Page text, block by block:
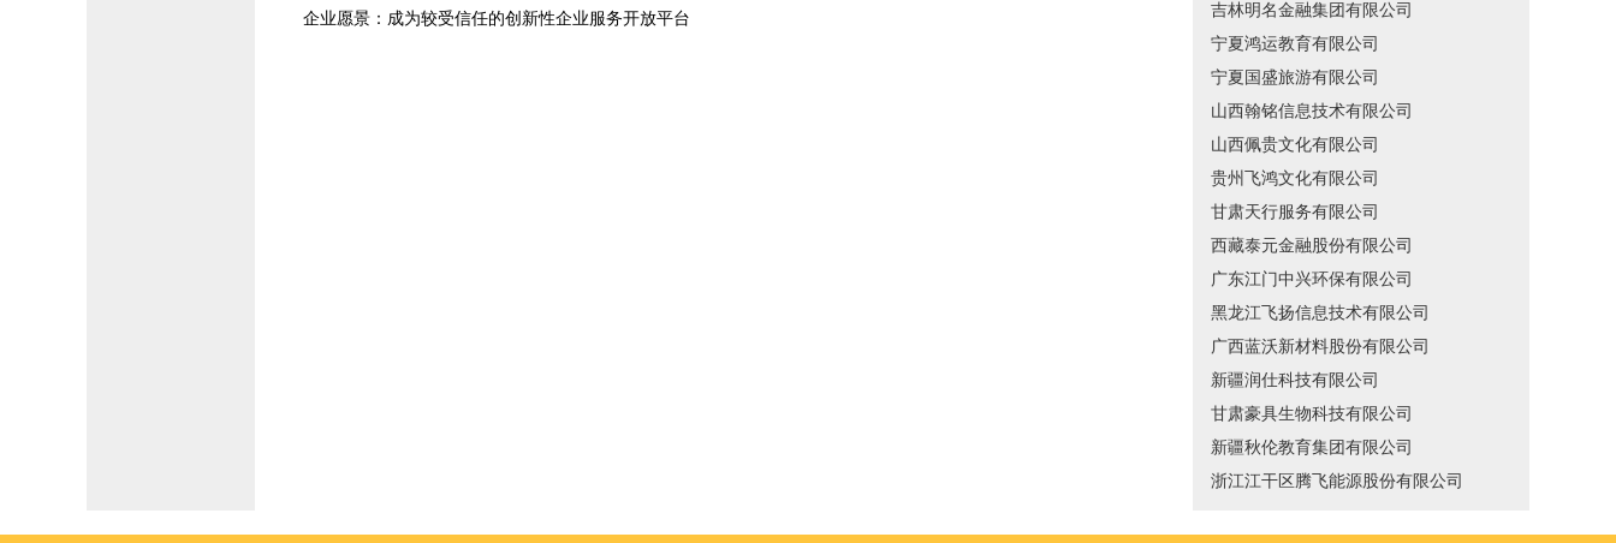
企业愿景：成为较受信任的创新性企业服务开放平台
吉林明名金融集团有限公司
宁夏鸿运教育有限公司
宁夏国盛旅游有限公司
山西翰铭信息技术有限公司
山西佩贵文化有限公司
贵州飞鸿文化有限公司
甘肃天行服务有限公司
西藏泰元金融股份有限公司
广东江门中兴环保有限公司
黑龙江飞扬信息技术有限公司
广西蓝沃新材料股份有限公司
新疆润仕科技有限公司
甘肃豪具生物科技有限公司
新疆秋伦教育集团有限公司
浙江江干区腾飞能源股份有限公司